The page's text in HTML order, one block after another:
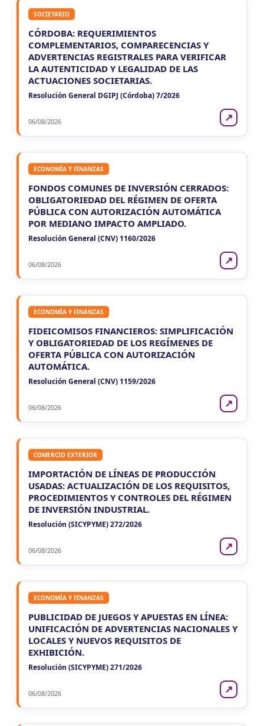
SOCIETARIO
CÓRDOBA: REQUERIMIENTOS
COMPLEMENTARIOS, COMPARECENCIAS Y
ADVERTENCIAS REGISTRALES PARA VERIFICAR
LA AUTENTICIDAD Y LEGALIDAD DE LAS
ACTUACIONES SOCIETARIAS.
Resolución General DGIPJ (Córdoba) 7/2026
06/08/2026 ↗
ECONOMÍA Y FINANZAS
FONDOS COMUNES DE INVERSIÓN CERRADOS:
OBLIGATORIEDAD DEL RÉGIMEN DE OFERTA
PÚBLICA CON AUTORIZACIÓN AUTOMÁTICA
POR MEDIANO IMPACTO AMPLIADO.
Resolución General (CNV) 1160/2026
06/08/2026 ↗
ECONOMÍA Y FINANZAS
FIDEICOMISOS FINANCIEROS: SIMPLIFICACIÓN
Y OBLIGATORIEDAD DE LOS REGÍMENES DE
OFERTA PÚBLICA CON AUTORIZACIÓN
AUTOMÁTICA.
Resolución General (CNV) 1159/2026
06/08/2026 ↗
COMERCIO EXTERIOR
IMPORTACIÓN DE LÍNEAS DE PRODUCCIÓN
USADAS: ACTUALIZACIÓN DE LOS REQUISITOS,
PROCEDIMIENTOS Y CONTROLES DEL RÉGIMEN
DE INVERSIÓN INDUSTRIAL.
Resolución (SICYPYME) 272/2026
06/08/2026 ↗
ECONOMÍA Y FINANZAS
PUBLICIDAD DE JUEGOS Y APUESTAS EN LÍNEA:
UNIFICACIÓN DE ADVERTENCIAS NACIONALES Y
LOCALES Y NUEVOS REQUISITOS DE
EXHIBICIÓN.
Resolución (SICYPYME) 271/2026
06/08/2026 ↗